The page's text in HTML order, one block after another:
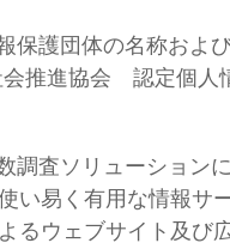
保護団体の名称およ
推進協会 認定個人
調査ソリューション
い易く有用な情報サ
るウェブサイト及び